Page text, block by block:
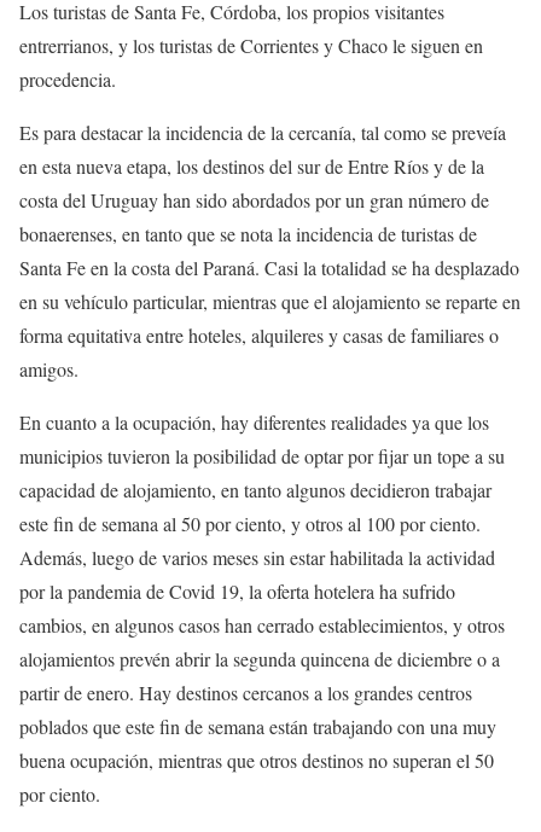
Los turistas de Santa Fe, Córdoba, los propios visitantes
entrerrianos, y los turistas de Corrientes y Chaco le siguen en
procedencia.
Es para destacar la incidencia de la cercanía, tal como se preveía
en esta nueva etapa, los destinos del sur de Entre Ríos y de la
costa del Uruguay han sido abordados por un gran número de
bonaerenses, en tanto que se nota la incidencia de turistas de
Santa Fe en la costa del Paraná. Casi la totalidad se ha desplazado
en su vehículo particular, mientras que el alojamiento se reparte en
forma equitativa entre hoteles, alquileres y casas de familiares o
amigos.
En cuanto a la ocupación, hay diferentes realidades ya que los
municipios tuvieron la posibilidad de optar por fijar un tope a su
capacidad de alojamiento, en tanto algunos decidieron trabajar
este fin de semana al 50 por ciento, y otros al 100 por ciento.
Además, luego de varios meses sin estar habilitada la actividad
por la pandemia de Covid 19, la oferta hotelera ha sufrido
cambios, en algunos casos han cerrado establecimientos, y otros
alojamientos prevén abrir la segunda quincena de diciembre o a
partir de enero. Hay destinos cercanos a los grandes centros
poblados que este fin de semana están trabajando con una muy
buena ocupación, mientras que otros destinos no superan el 50
por ciento.